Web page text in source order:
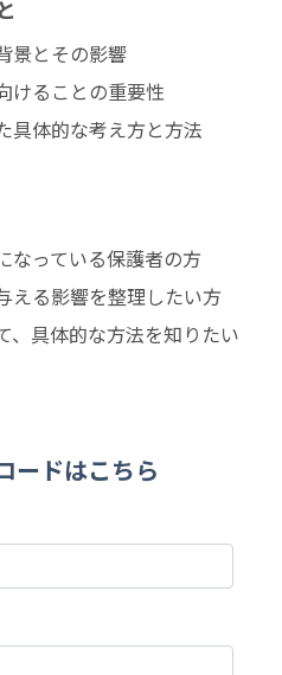
景とその影響
けることの重要性
具体的な考え方と方法
なっている保護者の方
える影響を整理したい方
、具体的な方法を知りたい
ードはこちら